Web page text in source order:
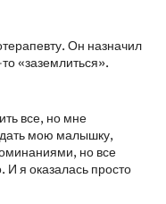
Он назначил
«заземлиться».
все, но мне
мою малышку,
но все
И я оказалась просто